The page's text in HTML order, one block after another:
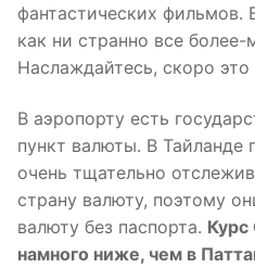
фантастических фильмов.
как ни странно все более-
Наслаждайтесь, скоро это
В аэропорту есть
пункт валюты. В Тайланде
очень тщательно
страну валюту, поэтому
валюту без паспорта. Курс
намного ниже, чем в